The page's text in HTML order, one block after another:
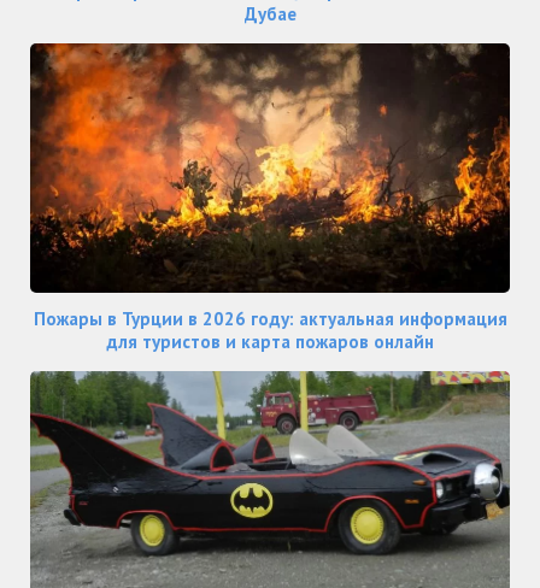
Дубае
Пожары в Турции в 2026 году: актуальная информация
для туристов и карта пожаров онлайн